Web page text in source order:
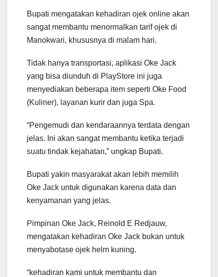
Bupati mengatakan kehadiran ojek online akan
sangat membantu menormalkan tarif ojek di
Manokwari, khususnya di malam hari.
Tidak hanya transportasi, aplikasi Oke Jack
yang bisa diunduh di PlayStore ini juga
menyediakan beberapa item seperti Oke Food
(Kuliner), layanan kurir dan juga Spa.
“Pengemudi dan kendaraannya terdata dengan
jelas. Ini akan sangat membantu ketika terjadi
suatu tindak kejahatan,” ungkap Bupati.
Bupati yakin masyarakat akan lebih memilih
Oke Jack untuk digunakan karena data dan
kenyamanan yang jelas.
Pimpinan Oke Jack, Reinold E Redjauw,
mengatakan kehadiran Oke Jack bukan untuk
menyabotase ojek helm kuning.
“kehadiran kami untuk membantu dan